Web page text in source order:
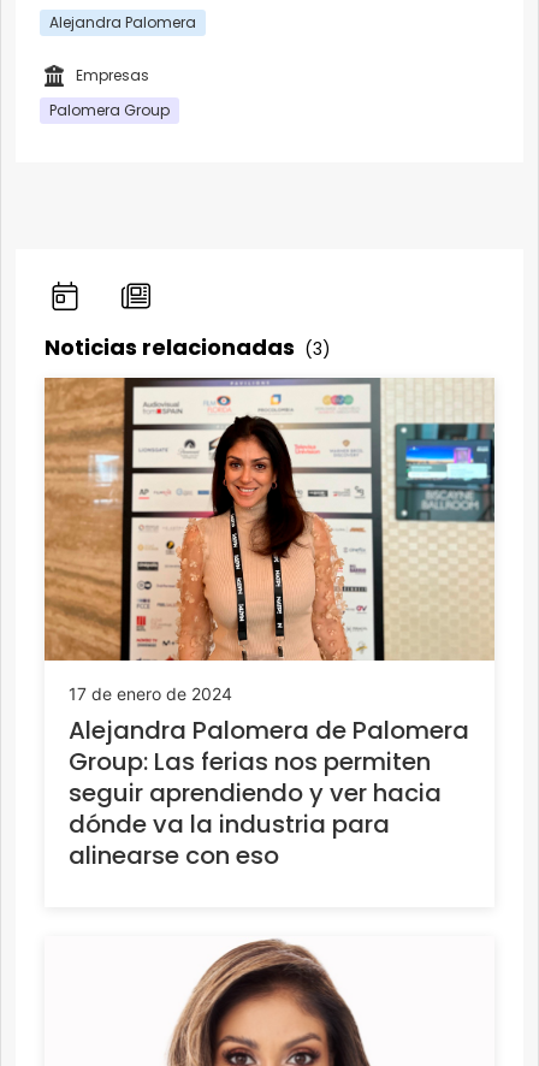
Alejandra Palomera
Empresas
Palomera Group
Noticias relacionadas (3)
17 de enero de 2024
Alejandra Palomera de Palomera
Group: Las ferias nos permiten
seguir aprendiendo y ver hacia
dónde va la industria para
alinearse con eso